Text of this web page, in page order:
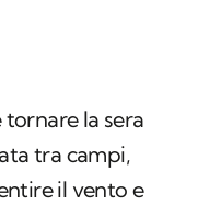
la sera
tra campi,
il vento e